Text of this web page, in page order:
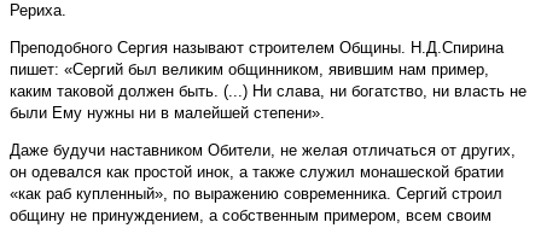
Рериха.
Преподобного Сергия называют строителем Общины. Н.Д.Спирина
пишет: «Сергий был великим общинником, явившим нам пример,
каким таковой должен быть. (...) Ни слава, ни богатство, ни власть не
были Ему нужны ни в малейшей степени».
Даже будучи наставником Обители, не желая отличаться от других,
он одевался как простой инок, а также служил монашеской братии
«как раб купленный», по выражению современника. Сергий строил
общину не принуждением, а собственным примером, всем своим